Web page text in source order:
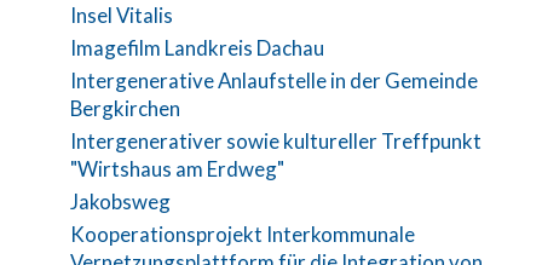
Insel Vitalis
Imagefilm Landkreis Dachau
Intergenerative Anlaufstelle in der Gemeinde
Bergkirchen
Intergenerativer sowie kultureller Treffpunkt
"Wirtshaus am Erdweg"
Jakobsweg
Kooperationsprojekt Interkommunale